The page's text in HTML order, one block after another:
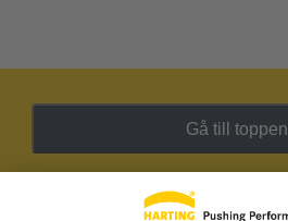
Gå till toppen